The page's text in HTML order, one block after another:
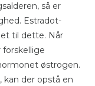
så er
Estradot-
til dette. Når
østrogen.
der opstå en